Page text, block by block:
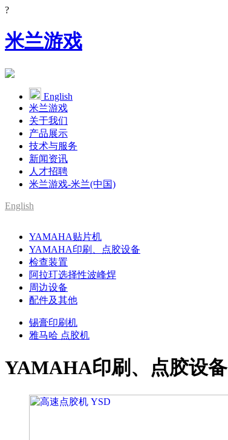
?
米兰游戏
English
米兰游戏
关于我们
产品展示
技术与服务
新闻资讯
人才招聘
米兰游戏-米兰(中国)
English
YAMAHA代理
YAMAHA贴片机
YAMAHA印刷、点胶设备
检查装置
阿拉玎选择性波峰焊
周边设备
配件及其他
锡膏印刷机
雅马哈 点胶机
YAMAHA印刷、点胶设备